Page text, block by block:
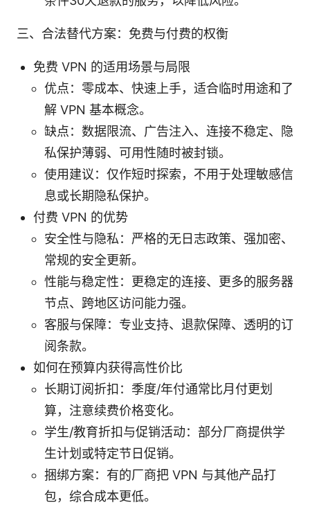
三、合法替代方案：免费与付费的权衡
免费 VPN 的适用场景与局限
优点：零成本、快速上手，适合临时用途和了
解 VPN 基本概念。
缺点：数据限流、广告注入、连接不稳定、隐
私保护薄弱、可用性随时被封锁。
使用建议：仅作短时探索，不用于处理敏感信
息或长期隐私保护。
付费 VPN 的优势
安全性与隐私：严格的无日志政策、强加密、
常规的安全更新。
性能与稳定性：更稳定的连接、更多的服务器
节点、跨地区访问能力强。
客服与保障：专业支持、退款保障、透明的订
阅条款。
如何在预算内获得高性价比
长期订阅折扣：季度/年付通常比月付更划
算，注意续费价格变化。
学生/教育折扣与促销活动：部分厂商提供学
生计划或特定节日促销。
捆绑方案：有的厂商把 VPN 与其他产品打
包，综合成本更低。